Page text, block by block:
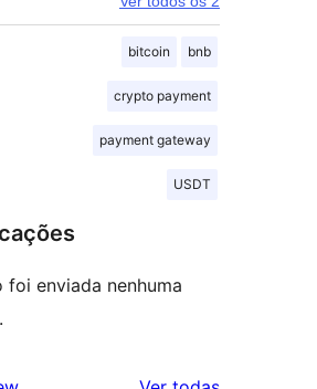
bitcoin bnb
crypto payment
payment gateway
USDT
foi enviada nenhuma